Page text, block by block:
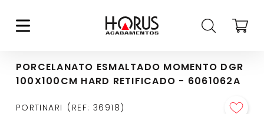
PORCELANATO ESMALTADO MOMENTO DGR
100X100CM HARD RETIFICADO - 6061062A
PORTINARI REF: 36918